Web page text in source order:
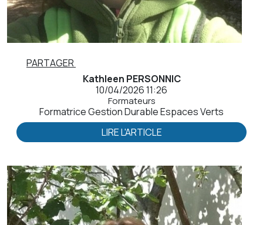
PARTAGER
Kathleen PERSONNIC
10/04/2026 11:26
Formateurs
Formatrice Gestion Durable Espaces Verts
LIRE L'ARTICLE